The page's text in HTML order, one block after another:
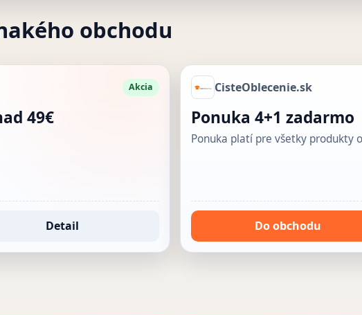
obchodu
Akcia
49€
Detail
CisteOblecenie.sk
Ponuka 4+1 zadarmo
Ponuka platí pre všetky produkty
Do obchodu